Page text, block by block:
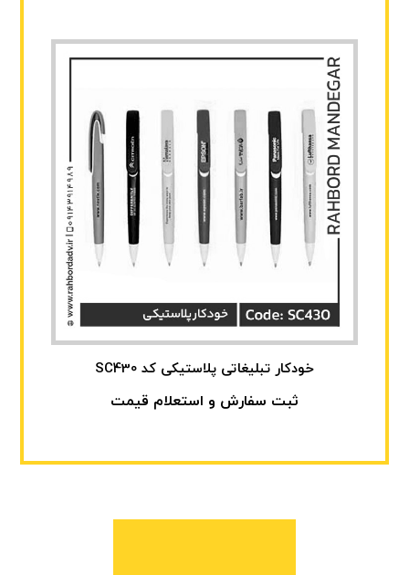
خودکار تبلیغاتی پلاستیکی کد SC430
ثبت سفارش و استعلام قیمت